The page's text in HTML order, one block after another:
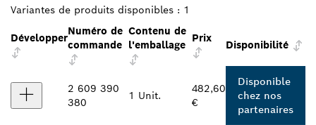
Variantes de produits disponibles : 1
Développer
Numéro de
commande
Contenu de
l'emballage
Prix
Disponibilité
2 609 390
380
1 Unit.
482,60
€
Disponible
chez nos
partenaires